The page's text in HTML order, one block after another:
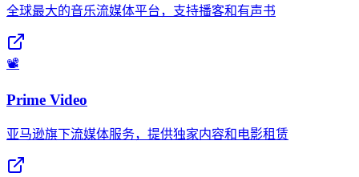
全球最大的音乐流媒体平台，支持播客和有声书
📽️
Prime Video
亚马逊旗下流媒体服务，提供独家内容和电影租赁